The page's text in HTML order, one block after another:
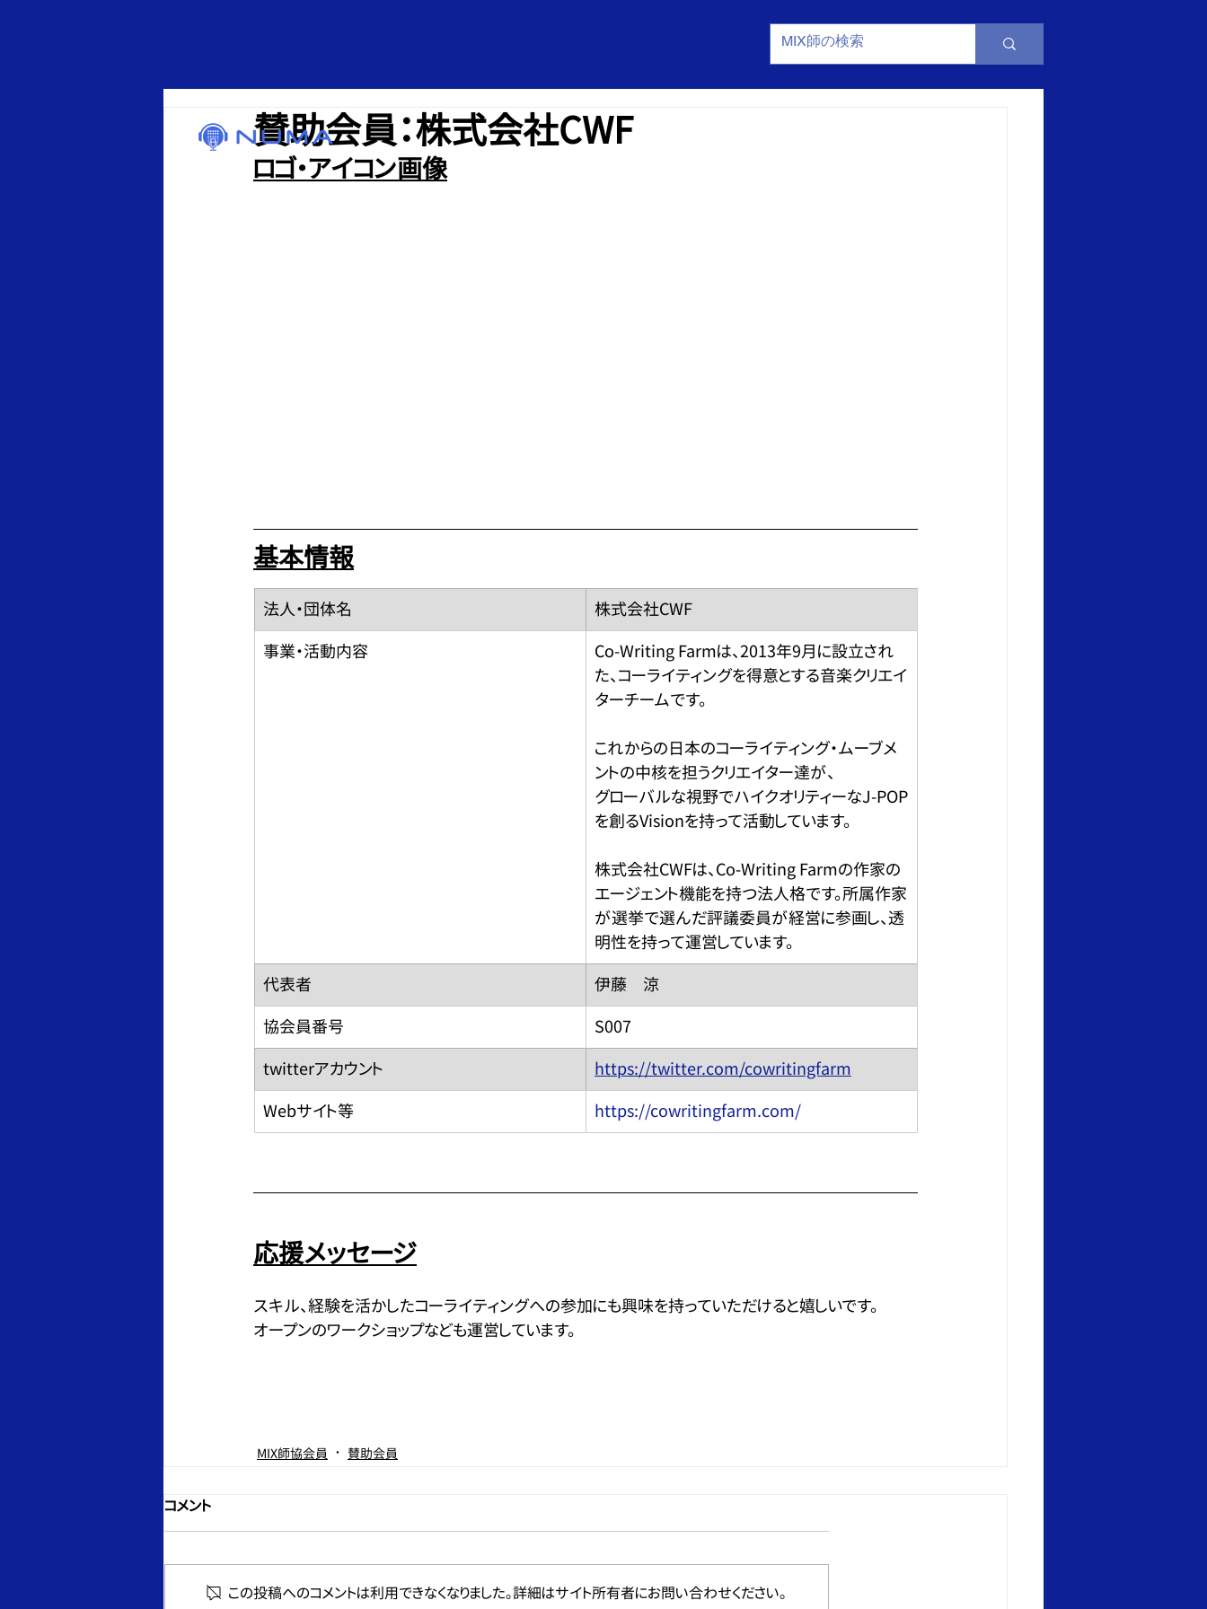
賛助会員：株式会社CWF
ロゴ・アイコン画像
基本情報
法人・団体名
株式会社CWF
事業・活動内容
Co-Writing Farmは、2013年9月に設立され
た、コーライティングを得意とする音楽クリエイ
ターチームです。
これからの日本のコーライティング・ムーブメ
ントの中核を担うクリエイター達が、
グローバルな視野でハイクオリティーなJ-POP
を創るVisionを持って活動しています。
株式会社CWFは、Co-Writing Farmの作家の
エージェント機能を持つ法人格です。所属作家
が選挙で選んだ評議委員が経営に参画し、透
明性を持って運営しています。
​代表者
伊藤　涼
​協会員番号
S007
​twitterアカウント
https://twitter.com/cowritingfarm
​Webサイト等
https://cowritingfarm.com/
応援メッセージ
スキル、経験を活かしたコーライティングへの参加にも興味を持っていただけると嬉しいです。
オープンのワークショップなども運営しています。
MIX師協会員 賛助会員
コメント
この投稿へのコメントは利用できなくなりました。詳細はサイト所有者にお問い合わせください。